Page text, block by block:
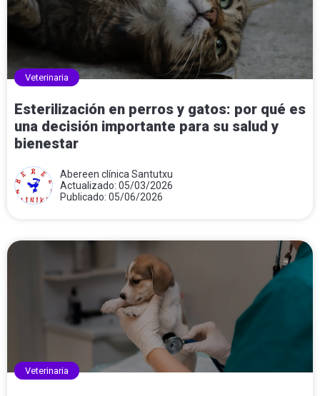
Veterinaria
Esterilización en perros y gatos: por qué es
una decisión importante para su salud y
bienestar
Abereen clínica Santutxu
Actualizado: 05/03/2026
Publicado: 05/06/2026
Veterinaria